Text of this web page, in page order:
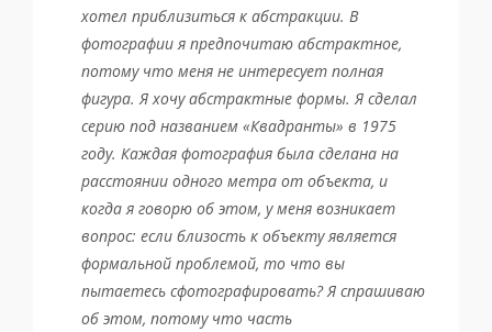
хотел приблизиться к абстракции. В
фотографии я предпочитаю абстрактное,
потому что меня не интересует полная
фигура. Я хочу абстрактные формы. Я сделал
серию под названием «Квадранты» в 1975
году. Каждая фотография была сделана на
расстоянии одного метра от объекта, и
когда я говорю об этом, у меня возникает
вопрос: если близость к объекту является
формальной проблемой, то что вы
пытаетесь сфотографировать? Я спрашиваю
об этом, потому что часть